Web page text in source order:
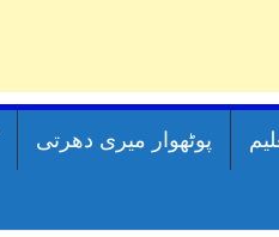
پوٹھوار میری دھرتی